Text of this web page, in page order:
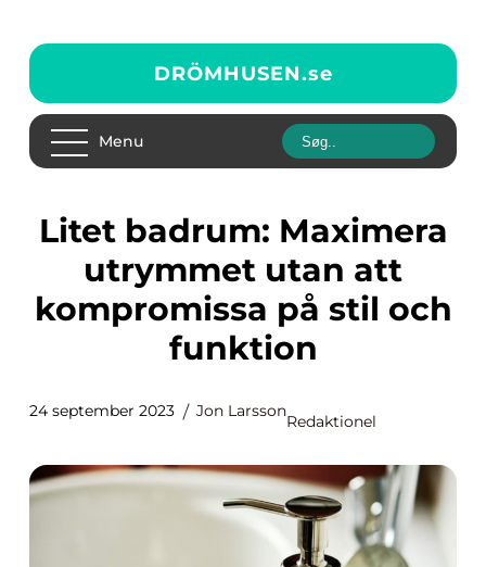
DRÖMHUSEN.se
Menu
Litet badrum: Maximera
utrymmet utan att
kompromissa på stil och
funktion
24 september 2023 Jon Larsson
Redaktionel